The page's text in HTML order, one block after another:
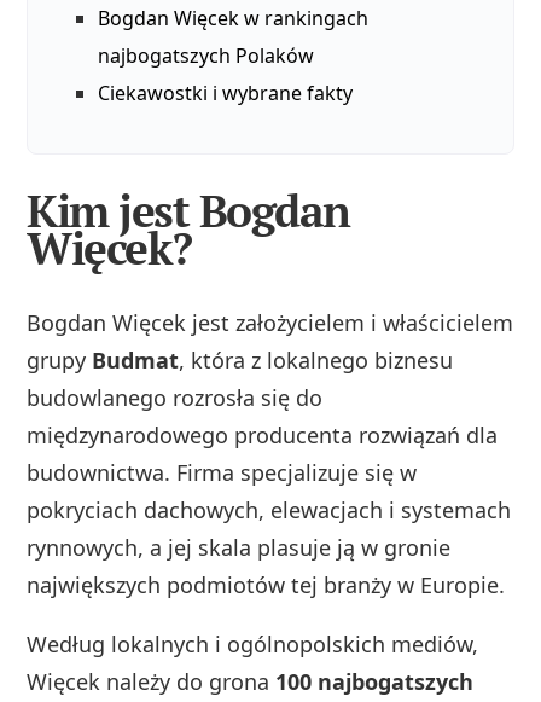
Bogdan Więcek w rankingach
najbogatszych Polaków
Ciekawostki i wybrane fakty
Kim jest Bogdan
Więcek?
Bogdan Więcek jest założycielem i właścicielem
grupy Budmat, która z lokalnego biznesu
budowlanego rozrosła się do
międzynarodowego producenta rozwiązań dla
budownictwa. Firma specjalizuje się w
pokryciach dachowych, elewacjach i systemach
rynnowych, a jej skala plasuje ją w gronie
największych podmiotów tej branży w Europie.
Według lokalnych i ogólnopolskich mediów,
Więcek należy do grona 100 najbogatszych